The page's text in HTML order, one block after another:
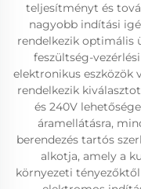
teljesítményt és
nagyobb indítási
rendelkezik optimális
feszültség-
elektronikus eszközök
rendelkezik
és 240V
áramellátásra,
berendezés tartós
alkotja, amely a
környezeti